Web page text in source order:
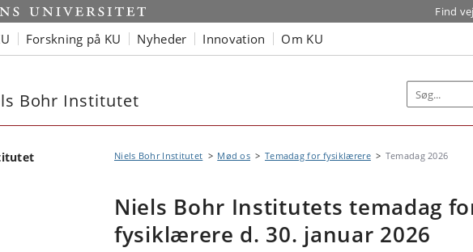
Find vej
Forskning på KU Nyheder Innovation Om KU
Bohr Institutet
Niels Bohr Institutet Mød os Temadag for fysiklærere Temadag 2026
Niels Bohr Institutets temadag
fysiklærere d. 30. januar 2026